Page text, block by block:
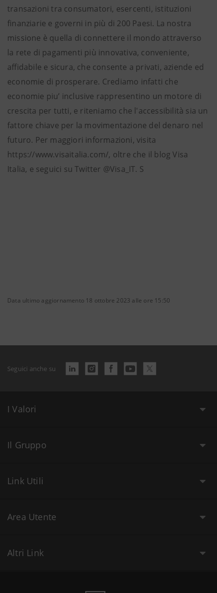
transazioni tra consumatori, esercenti, istituzioni
finanziarie e governi in più di 200 Paesi. La nostra
missione è quella di connettere il mondo attraverso
la rete di pagamenti più innovativa, conveniente,
affidabile e sicura, che consente a privati, aziende ed
economie di prosperare. Crediamo infatti che
economie piu’ inclusive rappresentino un motore di
crescita per tutti, e riteniamo che l'accessibilità sia un
fattore chiave per la movimentazione del denaro nel
futuro. Per maggiori informazioni, visita
https://www.visaitalia.com/, oltre che il blog Visa
Italia, e seguici su Twitter @Visa_IT. S
Data ultimo aggiornamento 18 ottobre 2023 alle ore 15:50
Seguici anche su
I Valori
Il Gruppo
Link Utili
Area Utente
Altri Link